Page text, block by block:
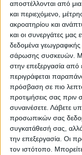
αποστέλλονται από μια
και περιεχόμενο,
ακροατηρίου και
και οι συνεργάτες μας
δεδομένα
σάρωσης συσκευών.
στην επεξεργασία από
περιγράφεται
πρόσβαση σε πιο
προτιμήσεις σας πριν
συναινέσετε. Λάβετε
προσωπικών σας
συγκατάθεσή σας, αλλά
την επεξεργασία. Οι
τον ιστότοπο.
VIDEO ΤΗΣ
Ρήξη στις